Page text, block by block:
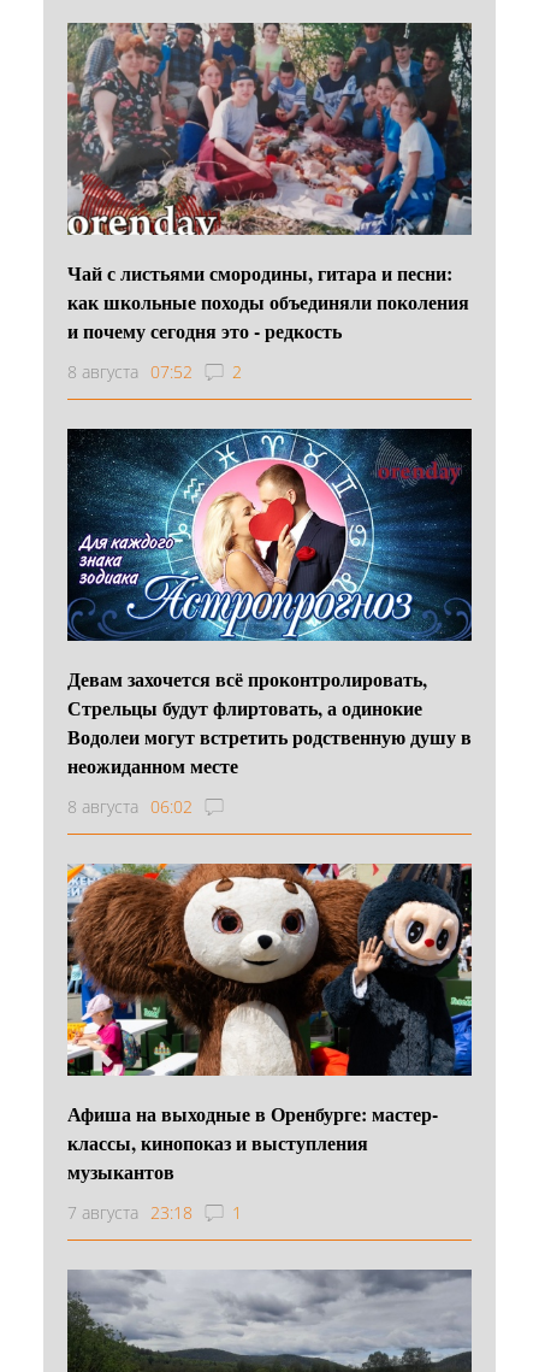
Чай с листьями смородины, гитара и песни:
как школьные походы объединяли поколения
и почему сегодня это - редкость
8 августа 07:52 2
Девам захочется всё проконтролировать,
Стрельцы будут флиртовать, а одинокие
Водолеи могут встретить родственную душу в
неожиданном месте
8 августа 06:02
Афиша на выходные в Оренбурге: мастер-
классы, кинопоказ и выступления
музыкантов
7 августа 23:18 1